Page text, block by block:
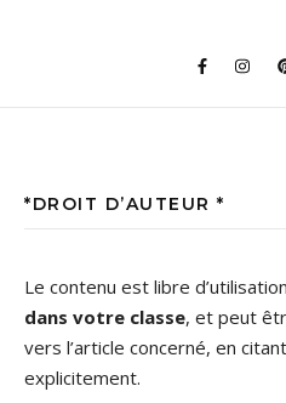
*DROIT D’AUTEUR *
Le contenu est libre
dans votre classe, et peut
vers l’article concerné, en
explicitement.